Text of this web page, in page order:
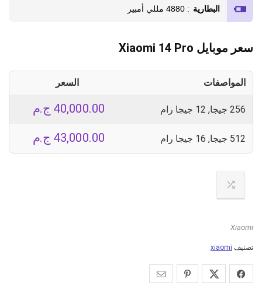
البطارية : 4880 مللي أمبير
سعر موبايل Xiaomi 14 Pro
المواصفات السعر
256 جيجا, 12 جيجا رام ج.م 40,000.00
512 جيجا, 16 جيجا رام ج.م 43,000.00
Xiaomi
تصنيف xiaomi